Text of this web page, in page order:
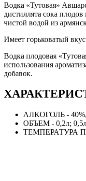
Водка «Тутовая»
дистиллята сока
чистой водой из
Имеет горьковатый
Водка плодовая
использования
добавок.
АЛКОГОЛЬ -
ОБЪЕМ - 0,2л;
ТЕМПЕРАТУРА